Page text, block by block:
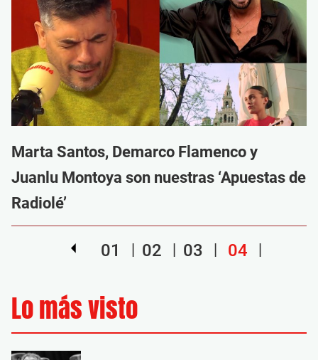
Marta Santos, Demarco Flamenco y
Juanlu Montoya son nuestras ‘Apuestas de
Radiolé’
01 02 03 04
Lo más visto